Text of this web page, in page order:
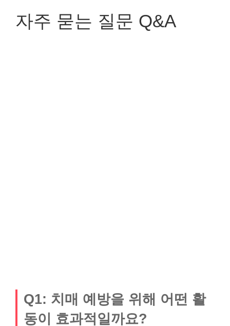
자주 묻는 질문 Q&A
Q1: 치매 예방을 위해 어떤 활
동이 효과적일까요?